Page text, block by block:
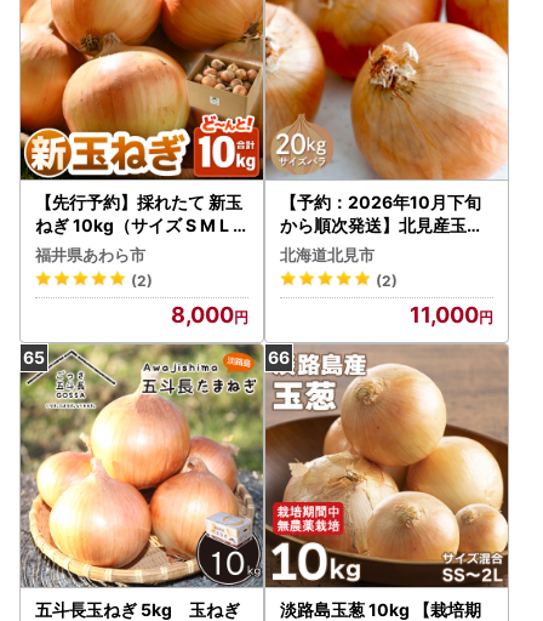
【先行予約】採れたて 新玉
ねぎ 10kg（サイズ S M L
ミックス）田んぼで育てた
甘くて柔らか自慢の玉ねぎ
！／ 常備 野菜 玉葱 たまね
ぎ ※2027年6月以降順次発
送予定 [aw056-a020]
福井県あわら市
(2)
8,000
【予約：2026年10月下旬
から順次発送】北見産玉ね
ぎ 20kg ( 機能性玉葱 サイ
ズバラ 玉ねぎ たまねぎ タ
マネギ 玉葱 オニオン 野菜
北海道 長期貯蔵 )【133-00
02-2026】
北海道北見市
(2)
11,000
五斗長玉ねぎ 5kg 玉ねぎ
淡路島玉葱 10kg 【栽培期